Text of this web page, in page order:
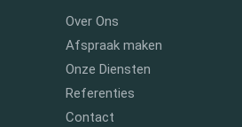
Over Ons
Afspraak maken
Onze Diensten
Referenties
Contact